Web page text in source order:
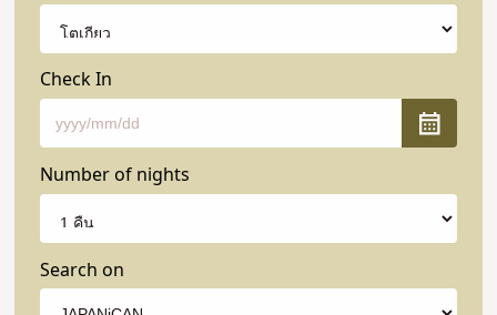
Check In
Number of nights
Search on